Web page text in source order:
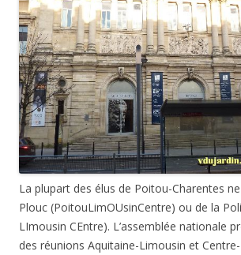
La plupart des élus de Poitou-Charentes
Plouc (PoitouLimOUsinCentre) ou de la
LImousin CEntre). L’assemblée nationale
des réunions Aquitaine-Limousin et